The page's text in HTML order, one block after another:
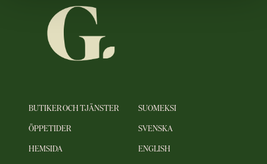
BUTIKER OCH TJÄNSTER
ÖPPETIDER
HEMSIDA
SUOMEKSI
SVENSKA
ENGLISH